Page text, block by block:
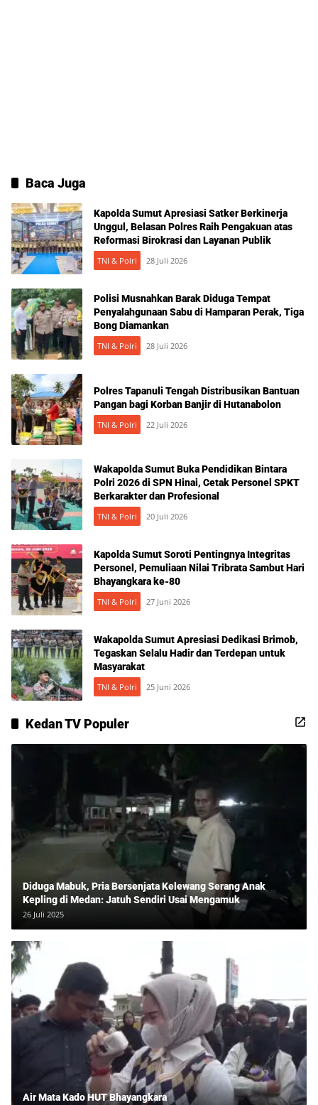
Baca Juga
Kapolda Sumut Apresiasi Satker Berkinerja
Unggul, Belasan Polres Raih Pengakuan atas
Reformasi Birokrasi dan Layanan Publik
TNI & Polri 28 Juli 2026
Polisi Musnahkan Barak Diduga Tempat
Penyalahgunaan Sabu di Hamparan Perak, Tiga
Bong Diamankan
TNI & Polri 28 Juli 2026
Polres Tapanuli Tengah Distribusikan Bantuan
Pangan bagi Korban Banjir di Hutanabolon
TNI & Polri 22 Juli 2026
Wakapolda Sumut Buka Pendidikan Bintara
Polri 2026 di SPN Hinai, Cetak Personel SPKT
Berkarakter dan Profesional
TNI & Polri 20 Juli 2026
Kapolda Sumut Soroti Pentingnya Integritas
Personel, Pemuliaan Nilai Tribrata Sambut Hari
Bhayangkara ke-80
TNI & Polri 27 Juni 2026
Wakapolda Sumut Apresiasi Dedikasi Brimob,
Tegaskan Selalu Hadir dan Terdepan untuk
Masyarakat
TNI & Polri 25 Juni 2026
Kedan TV Populer
Diduga Mabuk, Pria Bersenjata Kelewang Serang Anak
Kepling di Medan: Jatuh Sendiri Usai Mengamuk
26 Juli 2025
Air Mata Kado HUT Bhayangkara